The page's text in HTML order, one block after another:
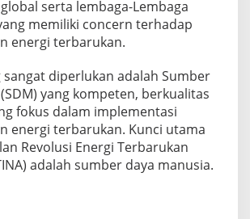
serta lembaga-Lembaga
memiliki concern terhadap
energi terbarukan.
sangat diperlukan adalah Sumber
yang kompeten, berkualitas
fokus dalam implementasi
energi terbarukan. Kunci utama
Revolusi Energi Terbarukan
adalah sumber daya manusia.